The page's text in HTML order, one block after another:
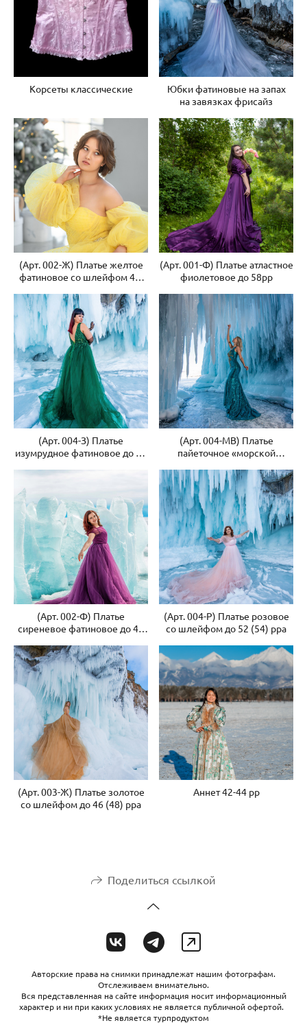
Корсеты классические
Юбки фатиновые на запах
на завязках фрисайз
(Арт. 002-Ж) Платье желтое
фатиновое со шлейфом 44-
(Арт. 001-Ф) Платье атластное
фиолетовое до 58рр
(Арт. 004-З) Платье
изумрудное фатиновое до 54
(Арт. 004-МВ) Платье
пайеточное «морской
(Арт. 002-Ф) Платье
сиреневое фатиновое до 46
(Арт. 004-Р) Платье розовое
со шлейфом до 52 (54) рра
(Арт. 003-Ж) Платье золотое
со шлейфом до 46 (48) рра
Аннет 42-44 рр
Поделиться ссылкой
Авторские права на снимки принадлежат нашим фотографам.
Отслеживаем внимательно.
Вся представленная на сайте информация носит информационный
характер и ни при каких условиях не является публичной офертой.
*Не является турпродуктом